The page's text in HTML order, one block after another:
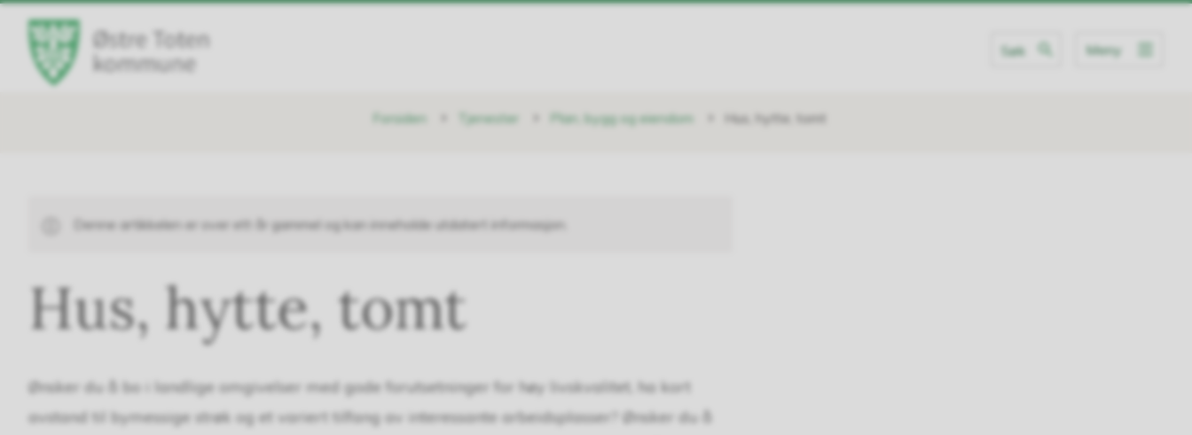
Søk Meny
DuForsiden Tjenester Plan, bygg og eiendom Hus, hytte, tomt
Denne artikkelen er over ett år gammel og kan inneholde utdatert informasjon.
Hus, hytte, tomt
Ønsker du å bo i landlige omgivelser med gode forutsetninger for høy livskvalitet, ha kort
avstand til bymessige strøk og et variert tilfang av interessante arbeidsplasser? Ønsker du å